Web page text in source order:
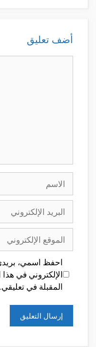
أضف تعليق
الإلكتروني
الإلكتروني
احفظ اسمي، بريدي
الإلكتروني في
المقبلة في تعليقي.